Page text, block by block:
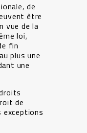
de
être
vue de la
loi,
fin
plus une
une
de